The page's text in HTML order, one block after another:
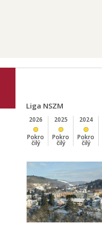
Liga NSZM
2026
Pokro
čilý
2025
Pokro
čilý
2024
Pokro
čilý